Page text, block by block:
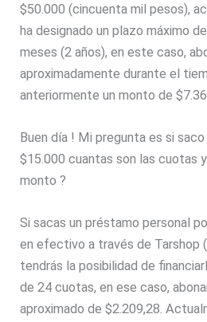
$50.000 (cincuenta mil pesos),
ha designado un plazo máximo
meses (2 años), en este caso,
aproximadamente durante el
anteriormente un monto de
Buen día ! Mi pregunta es si
$15.000 cuantas son las cuotas
monto ?
Si sacas un préstamo personal
en efectivo a través de Tarshop
tendrás la posibilidad de
de 24 cuotas, en ese caso,
aproximado de $2.209,28.